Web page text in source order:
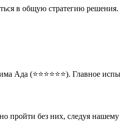
в общую стратегию решения.
Ада (⭐⭐⭐⭐⭐⭐). Главное
пройти без них, следуя